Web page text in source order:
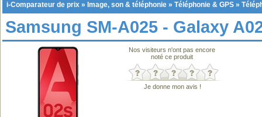
i-Comparateur de prix » Image, son & téléphonie » Téléphonie & GPS »
Samsung SM-A025 - Galaxy
Nos visiteurs n'ont pas encore
noté ce produit
Je donne mon avis !